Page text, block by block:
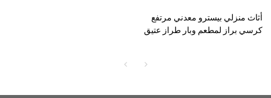
أثاث منزلي بيسترو معدني مرتفع
كرسي براز لمطعم وبار طراز عتيق